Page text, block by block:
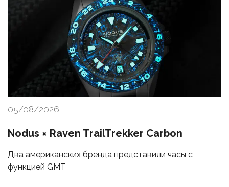
05/08/2026
Nodus × Raven TrailTrekker Carbon
Два американских бренда представили часы с
функцией GMT